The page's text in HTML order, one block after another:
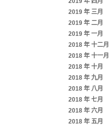
2019 年 三月
2019 年 二月
2019 年 一月
2018 年 十二月
2018 年 十一月
2018 年 十月
2018 年 九月
2018 年 八月
2018 年 七月
2018 年 六月
2018 年 五月